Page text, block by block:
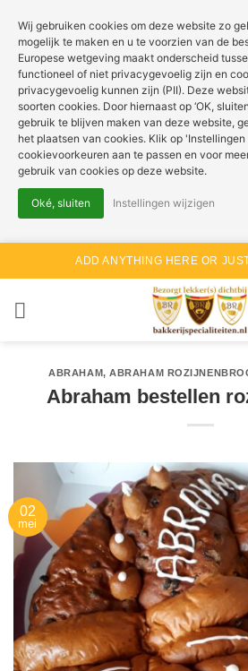
naar
ADD ANYTHING HERE OR
ABRAHAM,ABRAHAM
Abraham bestellen
02
mei
Wij gebruiken cookies om deze website zo
mogelijk te maken en u te voorzien van de
Europese wetgeving maakt onderscheid
functioneel of niet privacygevoelig zijn en
privacygevoelig kunnen zijn (PII). Deze
soorten cookies. Door hiernaast op ‘OK,
gebruik te blijven maken van deze website,
het plaatsen van cookies. Klik op
cookievoorkeuren aan te passen en voor
gebruik van cookies op deze website.
Oké, sluiten Instellingen wijzigen